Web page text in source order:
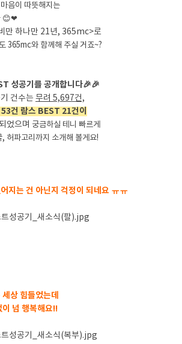
마음이 따뜻해지는
😊❤
만 하나만 21년, 365mc>로
365mc와 함께해 주실 거죠~?
성공기를 공개합니다🎉🎉
건수는 무려 5,697건,
건 람스 BEST 21건이
었으며 궁금하실 테니 빠르게
허파고리까지 소개해 볼게요!
지는 건 아닌지 걱정이 되네요 ㅠㅠ
상 힘들었는데
이 넘 행복해요!!